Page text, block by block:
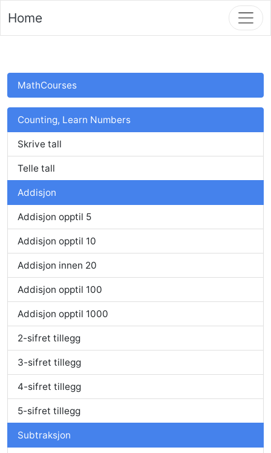
Home
MathCourses
Counting, Learn Numbers
Skrive tall
Telle tall
Addisjon
Addisjon opptil 5
Addisjon opptil 10
Addisjon innen 20
Addisjon opptil 100
Addisjon opptil 1000
2-sifret tillegg
3-sifret tillegg
4-sifret tillegg
5-sifret tillegg
Subtraksjon